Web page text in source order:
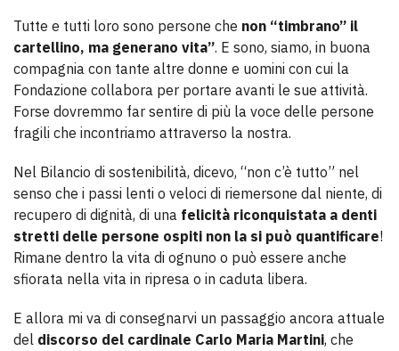
Tutte e tutti loro sono persone che non “timbrano” il
cartellino, ma generano vita”. E sono, siamo, in buona
compagnia con tante altre donne e uomini con cui la
Fondazione collabora per portare avanti le sue attività.
Forse dovremmo far sentire di più la voce delle persone
fragili che incontriamo attraverso la nostra.
Nel Bilancio di sostenibilità, dicevo, “non c’è tutto” nel
senso che i passi lenti o veloci di riemersone dal niente, di
recupero di dignità, di una felicità riconquistata a denti
stretti delle persone ospiti non la si può quantificare!
Rimane dentro la vita di ognuno o può essere anche
sfiorata nella vita in ripresa o in caduta libera.
E allora mi va di consegnarvi un passaggio ancora attuale
del discorso del cardinale Carlo Maria Martini, che